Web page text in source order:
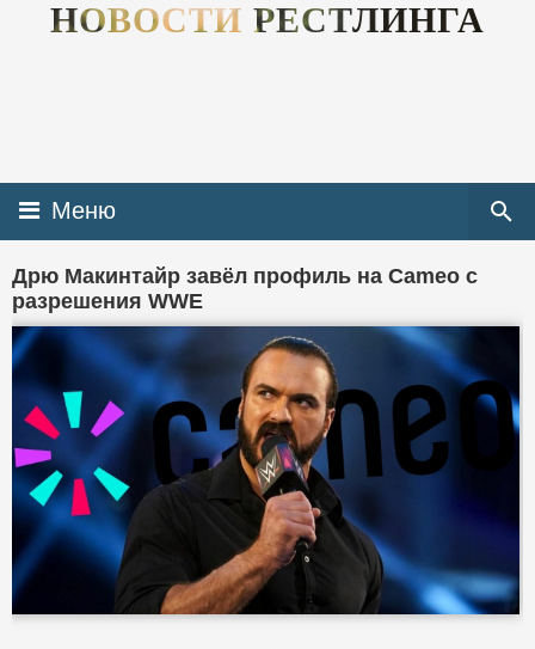
НОВОСТИ РЕСТЛИНГА
Меню
Дрю Макинтайр завёл профиль на Cameo с
разрешения WWE